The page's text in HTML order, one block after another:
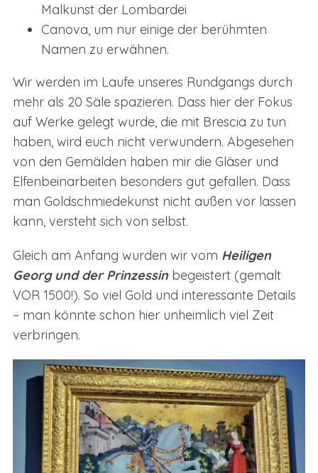
Malkunst der Lombardei
Canova, um nur einige der berühmten
Namen zu erwähnen.
Wir werden im Laufe unseres Rundgangs durch
mehr als 20 Säle spazieren. Dass hier der Fokus
auf Werke gelegt wurde, die mit Brescia zu tun
haben, wird euch nicht verwundern. Abgesehen
von den Gemälden haben mir die Gläser und
Elfenbeinarbeiten besonders gut gefallen. Dass
man Goldschmiedekunst nicht außen vor lassen
kann, versteht sich von selbst.
Gleich am Anfang wurden wir vom Heiligen
Georg und der Prinzessinbegeistert (gemalt
VOR 1500!). So viel Gold und interessante Details
– man könnte schon hier unheimlich viel Zeit
verbringen.